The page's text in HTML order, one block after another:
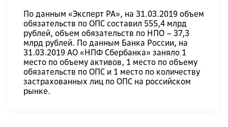
По данным «Эксперт РА», на 31.03.2019 объем
обязательств по ОПС составил 555,4 млрд
рублей, объем обязательств по НПО – 37,3
млрд рублей. По данным Банка России, на
31.03.2019 АО «НПФ Сбербанка» заняло 1
место по объему активов, 1 место по объему
обязательств по ОПС и 1 место по количеству
застрахованных лиц по ОПС на российском
рынке.